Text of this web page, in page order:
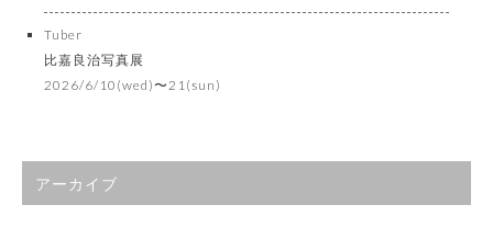
Tuber
比嘉良治写真展
2026/6/10(wed)〜21(sun)
アーカイブ